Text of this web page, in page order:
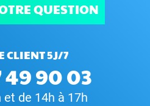
QUESTION
CLIENT 5J/7
49 90 03
et de 14h à 17h